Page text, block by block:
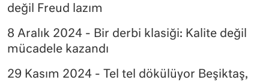
değil Freud lazım
8 Aralık 2024 - Bir derbi klasiği: Kalite değil
mücadele kazandı
29 Kasım 2024 - Tel tel dökülüyor Beşiktaş,